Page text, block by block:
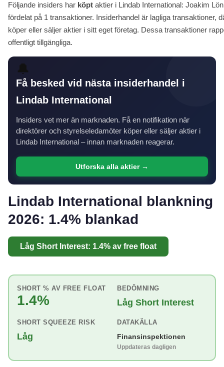
Följande insiders har köpt aktier i Lindab International: Joakim
fördelat på 1 transaktioner. Insiderhandel är lagliga transaktioner,
köper eller säljer aktier i sitt eget företag. Dessa transaktioner
offentligt tillgängliga.
🔔
Få besked vid nästa insiderhandel i
Lindab International
Insiders vet mer än marknaden. Få en notifikation när
direktörer och styrelseledamöter köper eller säljer aktier i
Lindab International – innan marknaden reagerar.
Utforska alla aktier →
Lindab International blankning
2026: 1.4% blankad
Låg Short Interest: 1.4% av free float
SHORT % AV FREE FLOAT
1.4%
BEDÖMNING
Låg Short Interest
SHORT SQUEEZE RISK
Låg
DATAKÄLLA
Finansinspektionen
Uppdateras dagligen